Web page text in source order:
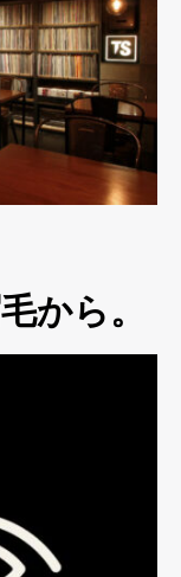
から。